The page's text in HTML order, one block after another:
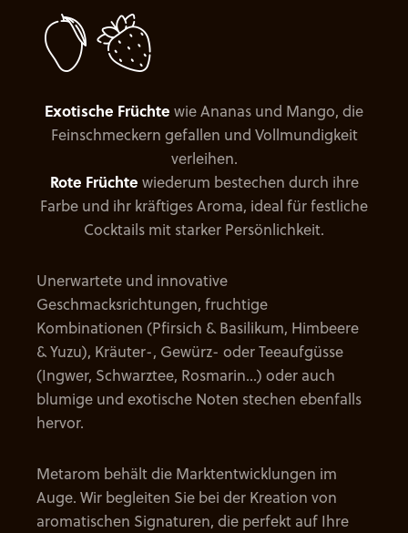
Exotische Früchte wie Ananas und Mango, die
Feinschmeckern gefallen und Vollmundigkeit
verleihen.
Rote Früchte wiederum bestechen durch ihre
Farbe und ihr kräftiges Aroma, ideal für festliche
Cocktails mit starker Persönlichkeit.
Unerwartete und innovative
Geschmacksrichtungen, fruchtige
Kombinationen (Pfirsich & Basilikum, Himbeere
& Yuzu), Kräuter-, Gewürz- oder Teeaufgüsse
(Ingwer, Schwarztee, Rosmarin...) oder auch
blumige und exotische Noten stechen ebenfalls
hervor.
Metarom behält die Marktentwicklungen im
Auge. Wir begleiten Sie bei der Kreation von
aromatischen Signaturen, die perfekt auf Ihre